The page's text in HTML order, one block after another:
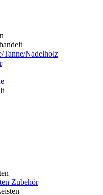
Tanne/Nadelholz
Zubehör